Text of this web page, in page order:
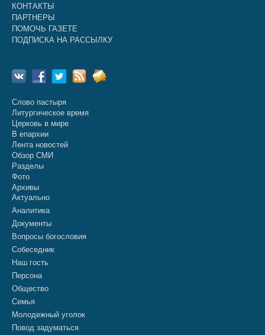
КОНТАКТЫ
ПАРТНЕРЫ
ПОМОЧЬ ГАЗЕТЕ
ПОДПИСКА НА РАССЫЛКУ
Слово пастыря
Литургическое время
Церковь в мире
В епархии
Лента новостей
Обзор СМИ
Разделы
Фото
Архивы
Актуально
Аналитика
Документы
Вопросы богословия
Собеседник
Наш гость
Персона
Общество
Семья
Молодежный уголок
Повод задуматься